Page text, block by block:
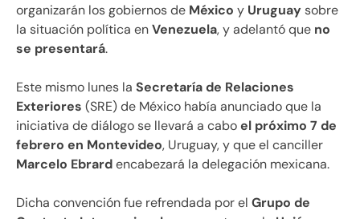
organizarán los gobiernos de México y Uruguaysobre
la situación política enVenezuela, y adelantó que no
se presentará.
Este mismo lunes la Secretaría de Relaciones
Exteriores (SRE) de México había anunciado que la
iniciativa de diálogo se llevará a caboel próximo 7 de
febrero en Montevideo, Uruguay, y que el canciller
Marcelo Ebrardencabezará la delegación mexicana.
Dicha convención fue refrendada por el Grupo de